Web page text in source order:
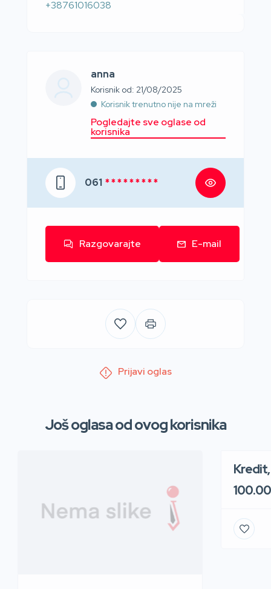
+38761016038
anna
Korisnik od: 21/08/2025
Korisnik trenutno nije na mreži
Pogledajte sve oglase od
korisnika
061 * * * * * * * * *
Razgovarajte E-mail
Prijavi oglas
Još oglasa od ovog korisnika